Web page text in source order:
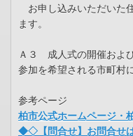
お申し込みいただいた
ます。
Ａ３ 成人式の開催およ
参加を希望される市町村
参考ページ
柏市公式ホームページ・
◆◇【問合せ】お問合せ